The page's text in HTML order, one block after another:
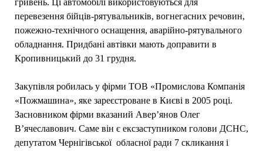
гривень. Ці автомобілі використовуються для
перевезення бійців-рятувальників, вогнегасних речовин,
пожежно-технічного оснащення, аварійно-рятувального
обладнання. Придбані автівки мають доправити в
Кропивницький до 31 грудня.
Закупівля робилась у фірми ТОВ «Промислова Компанія
«Пожмашина», яке зареєстроване в Києві в 2005 році.
Засновником фірми вказаний Авер’янов Олег
В’ячеславович. Саме він є ексзаступником голови ДСНС,
депутатом Чернігівської обласної ради 7 скликання і